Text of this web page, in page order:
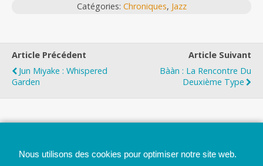
Catégories: Chroniques, Jazz
Article Précédent
Jun Miyake : Whispered
Garden
Article Suivant
Bààn : La Rencontre Du
Deuxième Type
Nous utilisons des cookies pour optimiser notre site web.